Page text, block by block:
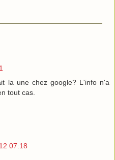
la une chez google? L'info n'a
tout cas.
07:18